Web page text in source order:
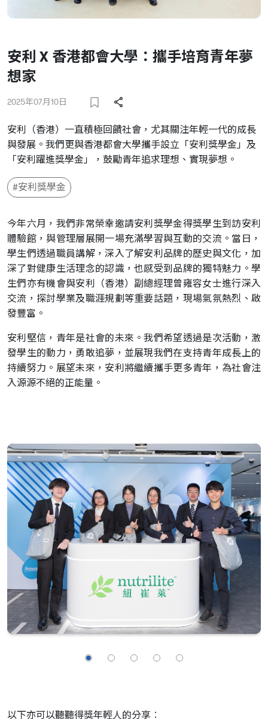
安利 X 香港都會大學：攜手培育青年夢
想家
2025年07月10日
安利（香港）一直積極回饋社會，尤其關注年輕一代的成長
與發展。我們更與香港都會大學攜手設立「安利獎學金」及
「安利躍進獎學金」，鼓勵青年追求理想、實現夢想。
#安利獎學金
今年六月，我們非常榮幸邀請安利獎學金得獎學生到訪安利
體驗館，與管理層展開一場充滿學習與互動的交流。當日，
學生們透過職員講解，深入了解安利品牌的歷史與文化，加
深了對健康生活理念的認識，也感受到品牌的獨特魅力。學
生們亦有機會與安利（香港）副總經理曾雍容女士進行深入
交流，探討學業及職涯規劃等重要話題，現場氣氛熱烈、啟
發豐富。
安利堅信，青年是社會的未來。我們希望透過是次活動，激
發學生的動力，勇敢追夢，並展現我們在支持青年成長上的
持續努力。展望未來，安利將繼續攜手更多青年，為社會注
入源源不絕的正能量。
以下亦可以聽聽得獎年輕人的分享︰